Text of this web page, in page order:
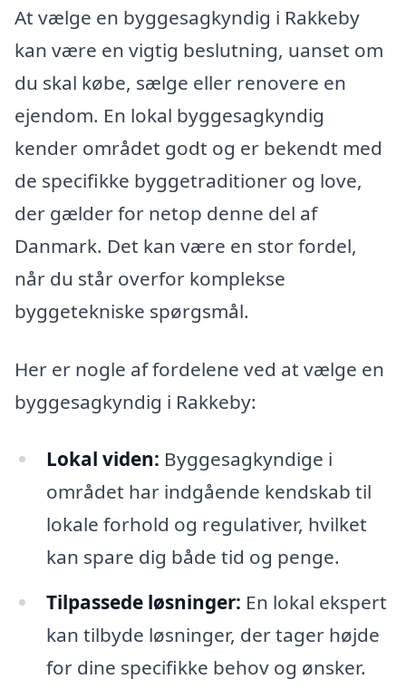
At vælge en byggesagkyndig i Rakkeby
kan være en vigtig beslutning, uanset om
du skal købe, sælge eller renovere en
ejendom. En lokal byggesagkyndig
kender området godt og er bekendt med
de specifikke byggetraditioner og love,
der gælder for netop denne del af
Danmark. Det kan være en stor fordel,
når du står overfor komplekse
byggetekniske spørgsmål.
Her er nogle af fordelene ved at vælge en
byggesagkyndig i Rakkeby:
Lokal viden: Byggesagkyndige i
området har indgående kendskab til
lokale forhold og regulativer, hvilket
kan spare dig både tid og penge.
Tilpassede løsninger: En lokal ekspert
kan tilbyde løsninger, der tager højde
for dine specifikke behov og ønsker.